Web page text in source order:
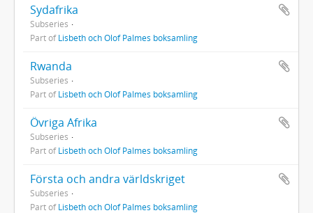
Sydafrika
Subseries
Part ofLisbeth och Olof Palmes boksamling
Rwanda
Subseries
Part ofLisbeth och Olof Palmes boksamling
Övriga Afrika
Subseries
Part ofLisbeth och Olof Palmes boksamling
Första och andra världskriget
Subseries
Part ofLisbeth och Olof Palmes boksamling